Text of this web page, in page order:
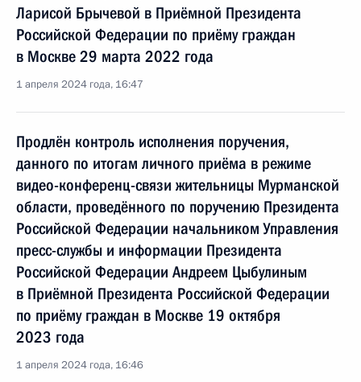
Ларисой Брычевой в Приёмной Президента
Российской Федерации по приёму граждан
в Москве 29 марта 2022 года
1 апреля 2024 года, 16:47
Продлён контроль исполнения поручения,
данного по итогам личного приёма в режиме
видео-конференц-связи жительницы Мурманской
области, проведённого по поручению Президента
Российской Федерации начальником Управления
пресс-службы и информации Президента
Российской Федерации Андреем Цыбулиным
в Приёмной Президента Российской Федерации
по приёму граждан в Москве 19 октября
2023 года
1 апреля 2024 года, 16:46